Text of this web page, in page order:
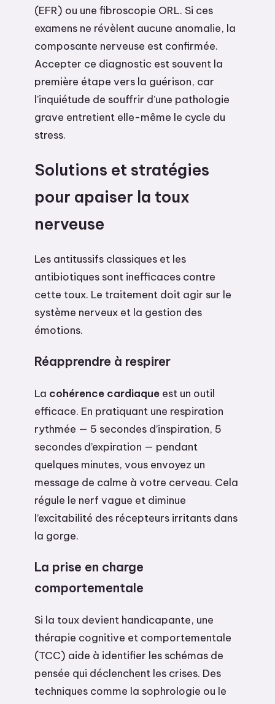
(EFR) ou une fibroscopie ORL. Si ces
examens ne révèlent aucune anomalie, la
composante nerveuse est confirmée.
Accepter ce diagnostic est souvent la
première étape vers la guérison, car
l’inquiétude de souffrir d’une pathologie
grave entretient elle-même le cycle du
stress.
Solutions et stratégies
pour apaiser la toux
nerveuse
Les antitussifs classiques et les
antibiotiques sont inefficaces contre
cette toux. Le traitement doit agir sur le
système nerveux et la gestion des
émotions.
Réapprendre à respirer
La cohérence cardiaque est un outil
efficace. En pratiquant une respiration
rythmée — 5 secondes d’inspiration, 5
secondes d’expiration — pendant
quelques minutes, vous envoyez un
message de calme à votre cerveau. Cela
régule le nerf vague et diminue
l’excitabilité des récepteurs irritants dans
la gorge.
La prise en charge
comportementale
Si la toux devient handicapante, une
thérapie cognitive et comportementale
(TCC) aide à identifier les schémas de
pensée qui déclenchent les crises. Des
techniques comme la sophrologie ou le